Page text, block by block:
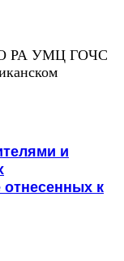
РА УМЦ ГОЧС
и
отнесенных к